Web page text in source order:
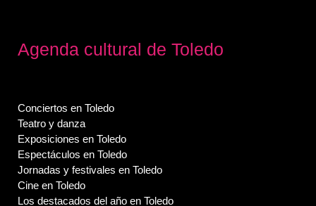
Agenda cultural de Toledo
Conciertos en Toledo
Teatro y danza
Exposiciones en Toledo
Espectáculos en Toledo
Jornadas y festivales en Toledo
Cine en Toledo
Los destacados del año en Toledo